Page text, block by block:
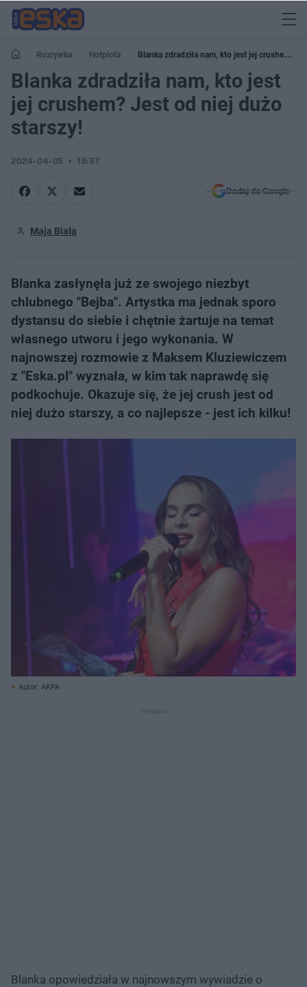
Rozrywka Hotplota
Blanka zdradziła nam, kto jest jej crushem?
Jest od niej dużo starszy!
Blanka zdradziła nam, kto jest
jej crushem? Jest od niej dużo
starszy!
2024-04-05 13:37
Dodaj do Google
Maja Biała
Blanka zasłynęła już ze swojego niezbyt
chlubnego "Bejba". Artystka ma jednak sporo
dystansu do siebie i chętnie żartuje na temat
własnego utworu i jego wykonania. W
najnowszej rozmowie z Maksem Kluziewiczem
z "Eska.pl" wyznała, w kim tak naprawdę się
podkochuje. Okazuje się, że jej crush jest od
niej dużo starszy, a co najlepsze - jest ich kilku!
Autor: AKPA
Blanka opowiedziała w najnowszym wywiadzie o